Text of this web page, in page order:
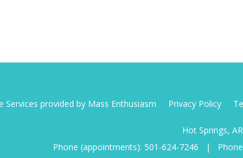
Services provided by Mass Enthusiasm Privacy Policy
Hot Springs, AR
Phone (appointments): 501-624-7246 |